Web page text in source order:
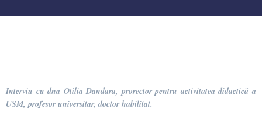
Interviu cu dna Otilia Dandara, prorector pentru activitatea didactică a
USM, profesor universitar, doctor habilitat.